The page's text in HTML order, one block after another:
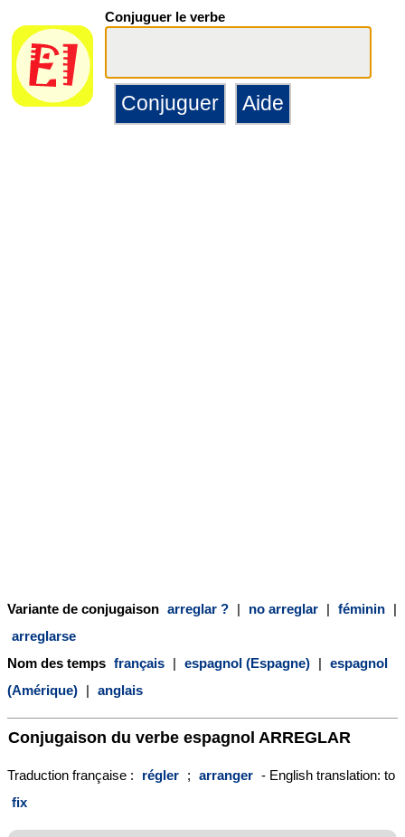
Conjuguer le verbe
Variante de conjugaison arreglar ? | no arreglar | féminin |
arreglarse
Nom des temps français | espagnol (Espagne) | espagnol
(Amérique) | anglais
Conjugaison du verbe espagnol ARREGLAR
Traduction française : régler ; arranger - English translation: to
fix